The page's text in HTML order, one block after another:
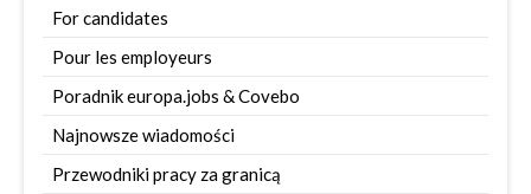
For candidates
Pour les employeurs
Poradnik europa.jobs & Covebo
Najnowsze wiadomości
Przewodniki pracy za granicą